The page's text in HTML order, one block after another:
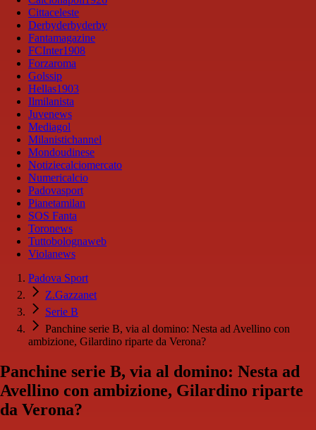
Cittaceleste
Derbyderbyderby
Fantamagazine
FCInter1908
Forzaroma
Golssip
Hellas1903
Ilmilanista
Juvenews
Mediagol
Milanistichannel
Mondoudinese
Notiziecalciomercato
Numericalcio
Padovasport
Pianetamilan
SOS Fanta
Toronews
Tuttobolognaweb
Violanews
Padova Sport
Z.Gazzanet
Serie B
Panchine serie B, via al domino: Nesta ad Avellino con
ambizione, Gilardino riparte da Verona?
Panchine serie B, via al domino: Nesta ad
Avellino con ambizione, Gilardino riparte
da Verona?